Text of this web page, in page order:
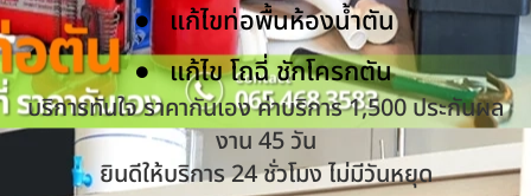
แก้ไขท่อพื้นห้องน้ำตัน
แก้ไข โถฉี่ ชักโครกตัน
บริการทันใจ ราคากันเอง ค่าบริการ 1,500 ประกันผล
งาน 45 วัน
ยินดีให้บริการ 24 ชั่วโมง ไม่มีวันหยุด